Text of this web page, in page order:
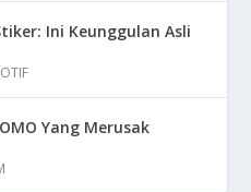
Ini Keunggulan Asli
Yang Merusak